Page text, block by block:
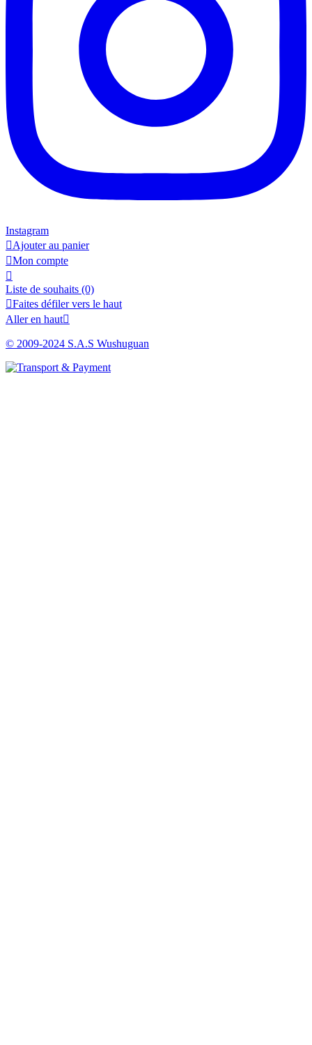
Instagram
Ajouter au panier
Mon compte

Liste de souhaits (0)
Faites défiler vers le haut
Aller en haut
© 2009-2024 S.A.S Wushuguan